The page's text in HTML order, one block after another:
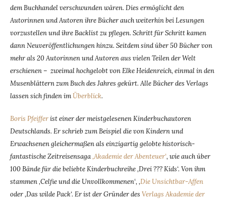
dem Buchhandel verschwunden wären. Dies ermöglicht den
Autorinnen und Autoren ihre Bücher auch weiterhin bei Lesungen
vorzustellen und ihre Backlist zu pflegen. Schritt für Schritt kamen
dann Neuveröffentlichungen hinzu. Seitdem sind über 50 Bücher von
mehr als 20 Autorinnen und Autoren aus vielen Teilen der Welt
erschienen – zweimal hochgelobt von Elke Heidenreich, einmal in den
Musenblättern zum Buch des Jahres gekürt. Alle Bücher des Verlags
lassen sich finden imÜberblick.
Boris Pfeifferist einer der meistgelesenen Kinderbuchautoren
Deutschlands. Er schrieb zum Beispiel die von Kindern und
Erwachsenen gleichermaßen als einzigartig gelobte historisch-
fantastische Zeitreisensaga‚Akademie der Abenteuer‘, wie auch über
100 Bände für die beliebte Kinderbuchreihe ‚Drei ??? Kids‘. Von ihm
stammen ‚Celfie und die Unvollkommenen‘, ‚Die Unsichtbar-Affen
oder ‚Das wilde Pack‘. Er ist der Gründer des Verlags Akademie der